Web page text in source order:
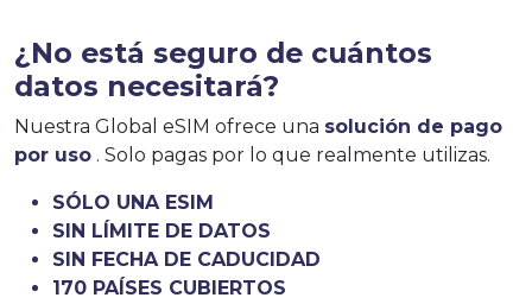
¿No está seguro de cuántos
datos necesitará?
Nuestra Global eSIM ofrece una solución de pago
por uso . Solo pagas por lo que realmente utilizas.
SÓLO UNA ESIM
SIN LÍMITE DE DATOS
SIN FECHA DE CADUCIDAD
170 PAÍSES CUBIERTOS